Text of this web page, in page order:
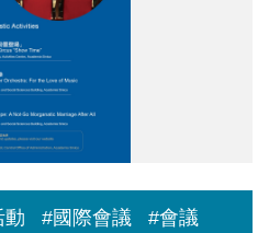
動 #國際會議 #會議